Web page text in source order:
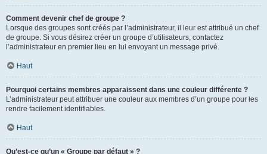
Comment devenir chef de groupe ?
Lorsque des groupes sont créés par l’administrateur, il leur est attribué un chef
de groupe. Si vous désirez créer un groupe d’utilisateurs, contactez
l’administrateur en premier lieu en lui envoyant un message privé.
Haut
Pourquoi certains membres apparaissent dans une couleur différente ?
L’administrateur peut attribuer une couleur aux membres d’un groupe pour les
rendre facilement identifiables.
Haut
Qu’est-ce qu’un « Groupe par défaut » ?